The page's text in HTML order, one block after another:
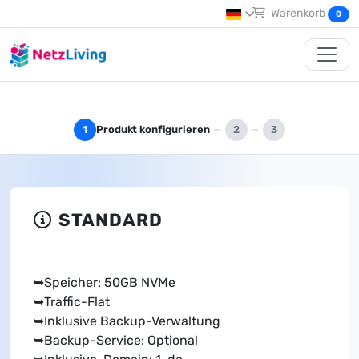
Warenkorb 0
1 Produkt konfigurieren 2 3
STANDARD
➥Speicher: 50GB NVMe
➥Traffic-Flat
➥Inklusive Backup-Verwaltung
➥Backup-Service: Optional